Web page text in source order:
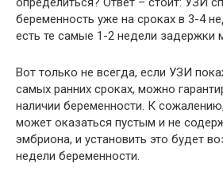
беременность уже на сроках в 3-4
есть те самые 1-2 недели задержки
Вот только не всегда, если УЗИ
самых ранних сроках, можно
наличии беременности. К
может оказаться пустым и не
эмбриона, и установить это будет
недели беременности.